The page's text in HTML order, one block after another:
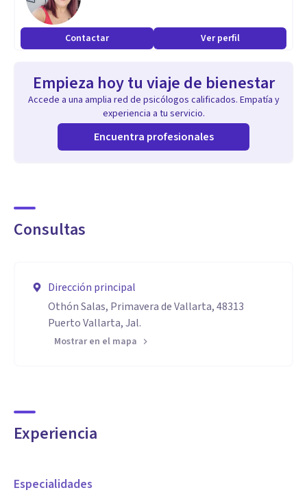
Contactar Ver perfil
Empieza hoy tu viaje de bienestar
Accede a una amplia red de psicólogos calificados. Empatía y
experiencia a tu servicio.
Encuentra profesionales
Consultas
Dirección principal
Othón Salas, Primavera de Vallarta, 48313
Puerto Vallarta, Jal.
Mostrar en el mapa
Experiencia
Especialidades